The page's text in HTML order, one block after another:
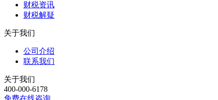
财税资讯
财税解疑
关于我们
公司介绍
联系我们
关于我们
400-000-6178
免费在线咨询